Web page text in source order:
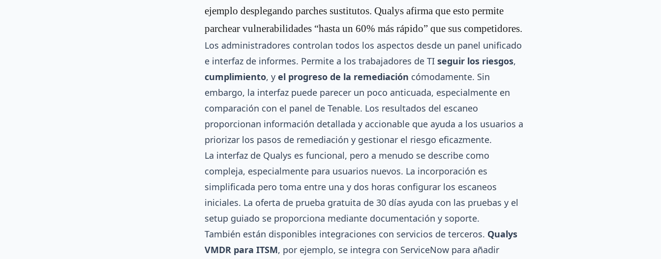
ejemplo desplegando parches sustitutos. Qualys afirma que esto permite
parchear vulnerabilidades “hasta un 60% más rápido” que sus competidores.
Los administradores controlan todos los aspectos desde un panel unificado
e interfaz de informes. Permite a los trabajadores de TI seguir los riesgos,
cumplimiento, y el progreso de la remediación cómodamente. Sin
embargo, la interfaz puede parecer un poco anticuada, especialmente en
comparación con el panel de Tenable. Los resultados del escaneo
proporcionan información detallada y accionable que ayuda a los usuarios a
priorizar los pasos de remediación y gestionar el riesgo eficazmente.
La interfaz de Qualys es funcional, pero a menudo se describe como
compleja, especialmente para usuarios nuevos. La incorporación es
simplificada pero toma entre una y dos horas configurar los escaneos
iniciales. La oferta de prueba gratuita de 30 días ayuda con las pruebas y el
setup guiado se proporciona mediante documentación y soporte.
También están disponibles integraciones con servicios de terceros. Qualys
VMDR para ITSM, por ejemplo, se integra con ServiceNow para añadir